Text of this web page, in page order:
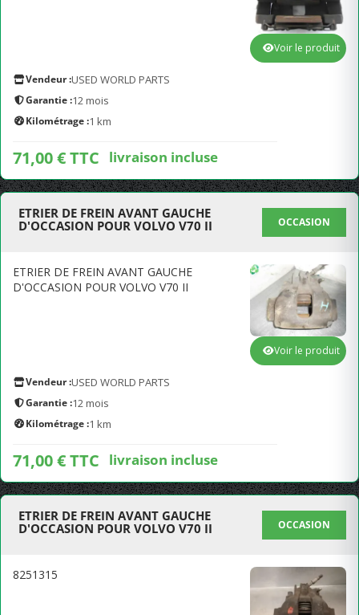
Vendeur :USED WORLD PARTS
Garantie :12 mois
Kilométrage :1 km
71,00 € TTC livraison incluse
Voir le produit
ETRIER DE FREIN AVANT GAUCHE
D'OCCASION POUR VOLVO V70 II
OCCASION
ETRIER DE FREIN AVANT GAUCHE
D'OCCASION POUR VOLVO V70 II
Vendeur :USED WORLD PARTS
Garantie :12 mois
Kilométrage :1 km
71,00 € TTC livraison incluse
Voir le produit
ETRIER DE FREIN AVANT GAUCHE
D'OCCASION POUR VOLVO V70 II
OCCASION
8251315